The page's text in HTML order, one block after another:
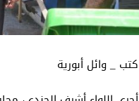
كتب _ وائل أبورية